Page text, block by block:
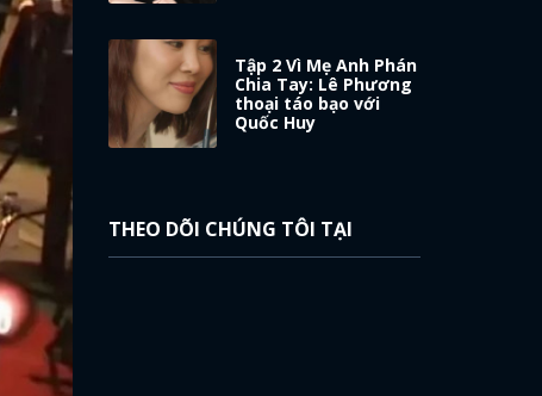
Tập 2 Vì Mẹ Anh Phán
Chia Tay: Lê Phương
thoại táo bạo với
Quốc Huy
THEO DÕI CHÚNG TÔI TẠI